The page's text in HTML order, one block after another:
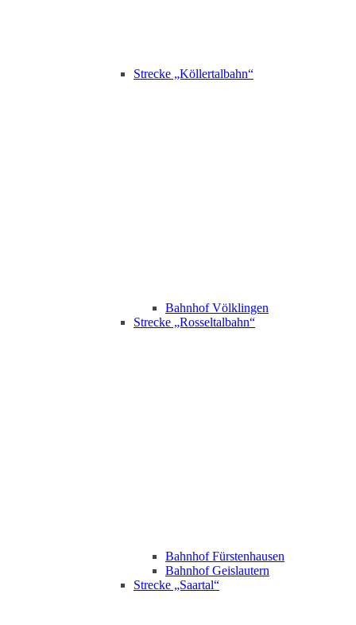
Strecke „Köllertalbahn“
Bahnhof Völklingen
Strecke „Rosseltalbahn“
Bahnhof Fürstenhausen
Bahnhof Geislautern
Strecke „Saartal“